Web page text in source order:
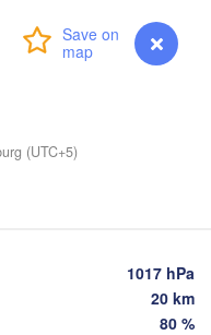
myVentusky Forecast
(UTC+5)
1017 hPa
20 km
80 %